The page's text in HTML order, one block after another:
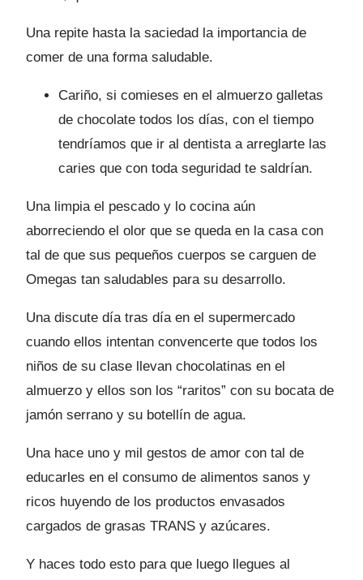
Una repite hasta la saciedad la importancia de
comer de una forma saludable.
Cariño, si comieses en el almuerzo galletas
de chocolate todos los días, con el tiempo
tendríamos que ir al dentista a arreglarte las
caries que con toda seguridad te saldrían.
Una limpia el pescado y lo cocina aún
aborreciendo el olor que se queda en la casa con
tal de que sus pequeños cuerpos se carguen de
Omegas tan saludables para su desarrollo.
Una discute día tras día en el supermercado
cuando ellos intentan convencerte que todos los
niños de su clase llevan chocolatinas en el
almuerzo y ellos son los “raritos” con su bocata de
jamón serrano y su botellín de agua.
Una hace uno y mil gestos de amor con tal de
educarles en el consumo de alimentos sanos y
ricos huyendo de los productos envasados
cargados de grasas TRANS y azúcares.
Y haces todo esto para que luego llegues al